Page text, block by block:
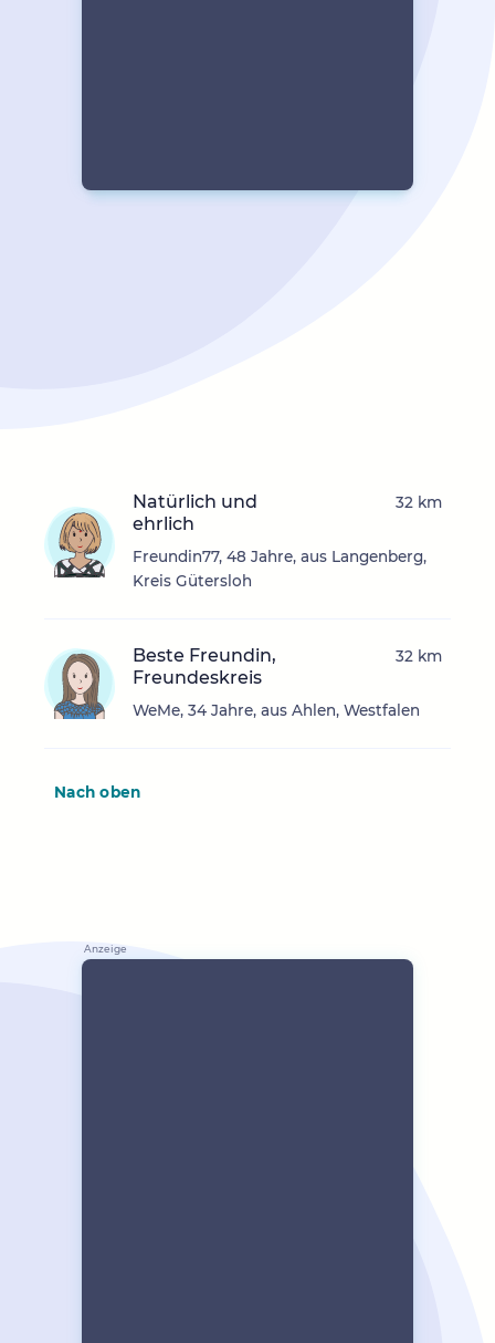
Natürlich und
ehrlich
Freundin77, 48 Jahre, aus Langenberg,
Kreis Gütersloh
32 km
Beste Freundin,
Freundeskreis
WeMe, 34 Jahre, aus Ahlen, Westfalen
32 km
Nach oben